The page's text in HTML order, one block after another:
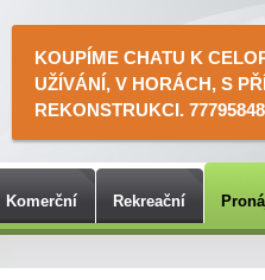
KOUPÍME CHATU K
UŽÍVÁNÍ, V HORÁCH, S
REKONSTRUKCI.
Komerční Rekreační